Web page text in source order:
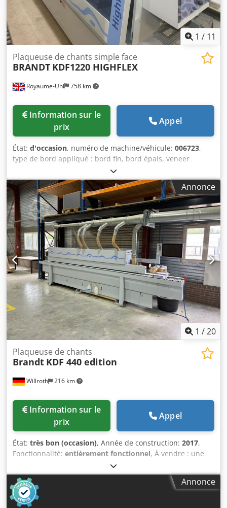
1 / 11
Royaume-Uni 758 km
Plaqueuse de chants simple face
BRANDT KDF1220 HIGHFLEX
prix
Appel
État: d'occasion, numéro de machine/véhicule: 006723,
type de bord appliqué : bord fin, bord épais, veneer
Système de collage : EVA Csdpfx Amsq A I Aae Uerf
Fraisage d'assemblage : oui Groupe multifonctionnel : oui
Max. Vitesse d'avancement : 11 m/min
Annonce
1 /20
Willroth 216 km
Plaqueuse de chants
Brandt KDF 440 edition
prix
Appel
État: très bon (occasion), Année de construction: 2017,
Fonctionnalité: entièrement fonctionnel, À vendre : une
bordeuse d'arêtes BRANDT KDF 440 C d'occasion, du
groupe HOMAG. Codpfozc D D Djx Am Uerf Année de
fabrication : 2017 Groupe de fraisage pour rainure Groupe
d'encollage Zone de pressage Groupe de coupe (à 2
Annonce